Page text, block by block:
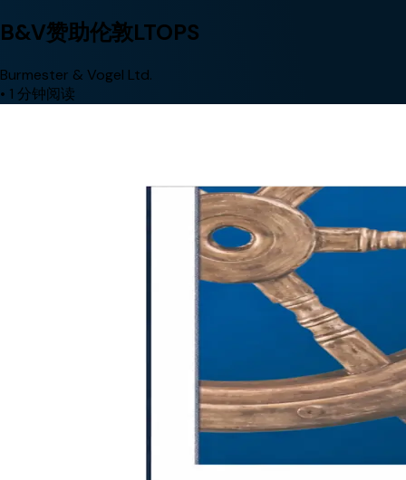
B&V赞助伦敦LTOPS
Burmester & Vogel Ltd.
• 1 分钟阅读